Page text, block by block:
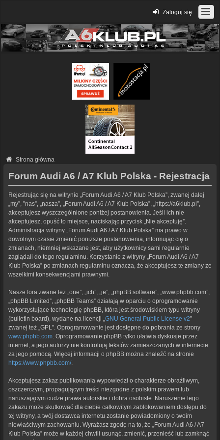
Zaloguj się
Strona główna
Forum Audi A6 / A7 Klub Polska - Rejestracja
Rejestrując się na witrynie „Forum Audi A6 / A7 Klub Polska”, zwanej dalej
„my”, ”nas”, „nasza”, „Forum Audi A6 / A7 Klub Polska”, „https://a6klub.pl”,
akceptujesz wyszczególnione poniżej postanowienia. Jeśli ich nie
akceptujesz, opuść to miejsce, naciskając przycisk „Nie akceptuję”.
Administracja witryny „Forum Audi A6 / A7 Klub Polska” ma prawo w
dowolnym czasie zmienić poniższe postanowienia, informując cię o
zmianach, niemniej wskazane jest, aby użytkownicy sami regularnie
zaglądali do tego regulaminu. Korzystanie z witryny „Forum Audi A6 / A7
Klub Polska” po zmianach regulaminu oznacza, że akceptujesz te zmiany ze
wszelkimi konsekwencjami prawnymi.
Nasze fora zwane też „one”, „ich”, „je”, „phpBB software”, „www.phpbb.com”,
„phpBB Limited”, „phpBB Teams” działają w oparciu o oprogramowanie
wykorzystujące technologię phpBB, która jest środowiskiem typu witryny
(bulletin board), wydane na licencji „ GNU General Public License v2”
zwanej też „GPL”. Oprogramowanie jest dostępne do pobrania ze strony
www.phpbb.com . Oprogramowanie phpBB tylko ułatwia dyskusje przez
internet, a jego autorzy nie kontrolują tekstów zamieszczanych w internecie
za jego pomocą. Więcej informacji o phpBB można znaleźć na stronie
https://www.phpbb.com/.
Akceptujesz zakaz publikowania wypowiedzi o charakterze obraźliwym,
oszczerczym, propagującym treści niezgodne z polskim prawem lub
naruszającym cudze prawa autorskie i dobra osobiste. Naruszenie tego
zakazu może skutkować dla ciebie całkowitym zablokowaniem dostępu do
tej witryny, a twój dostawca internetu zostanie powiadomiony o twoim
niewłaściwym zachowaniu. Wyrażasz zgodę na to, że „Forum Audi A6 / A7
Klub Polska” może w każdej chwili usunąć, zmienić, przenieść lub zamknąć